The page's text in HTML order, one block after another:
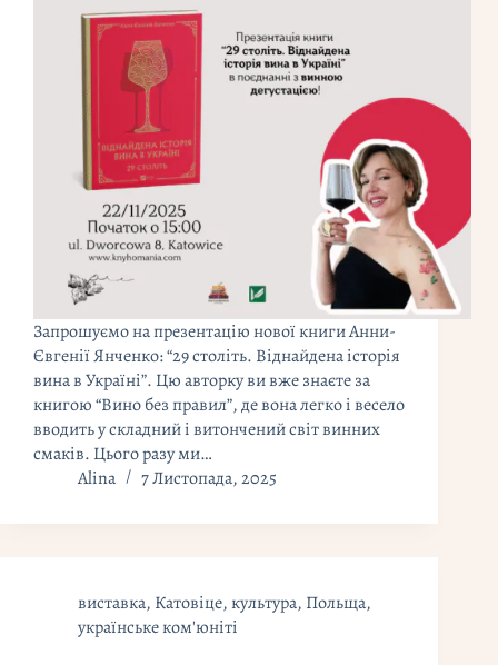
Запрошуємо на презентацію нової книги Анни-
Євгенії Янченко: “29 століть. Віднайдена історія
вина в Україні”. Цю авторку ви вже знаєте за
книгою “Вино без правил”, де вона легко і весело
вводить у складний і витончений світ винних
смаків. Цього разу ми…
Alina
7 Листопада, 2025
виставка, Катовіце,культура, Польща,
українське ком'юніті